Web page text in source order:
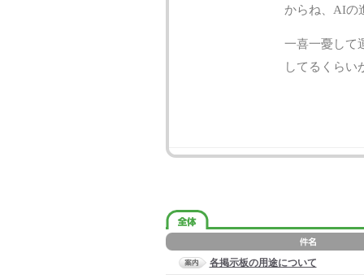
からね、AIの
一喜一憂して
してるくらい
各掲示板の用途について